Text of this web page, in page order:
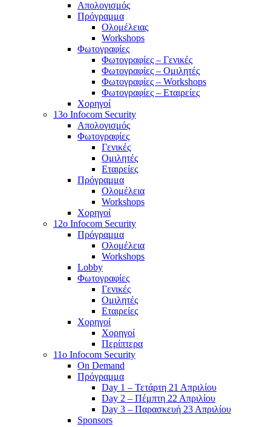
Απολογισμός
Πρόγραμμα
Ολομέλειας
Workshops
Φωτογραφίες
Φωτογραφίες – Γενικές
Φωτογραφίες – Ομιλητές
Φωτογραφίες – Workshops
Φωτογραφίες – Εταιρείες
Χορηγοί
13o Infocom Security
Απολογισμός
Φωτογραφίες
Γενικές
Ομιλητές
Εταιρείες
Πρόγραμμα
Ολομέλεια
Workshops
Χορηγοί
12o Infocom Security
Πρόγραμμα
Ολομέλεια
Workshops
Lobby
Φωτογραφίες
Γενικές
Ομιλητές
Εταιρείες
Χορηγοί
Χορηγοί
Περίπτερα
11o Infocom Security
On Demand
Πρόγραμμα
Day 1 – Τετάρτη 21 Απριλίου
Day 2 – Πέμπτη 22 Απριλίου
Day 3 – Παρασκευή 23 Απριλίου
Sponsors